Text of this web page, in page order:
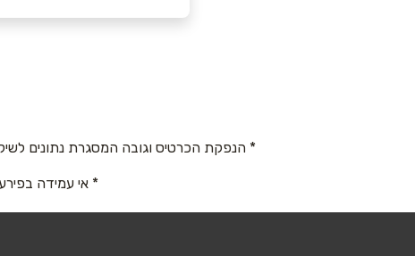
* הנפקת הכרטיס וגובה המסגרת נתונים
* אי עמידה